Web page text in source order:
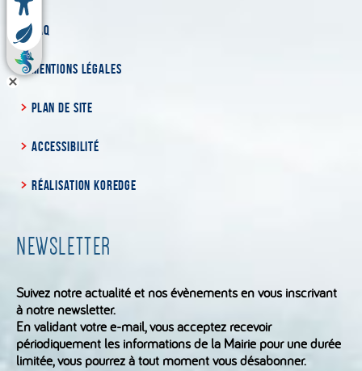
FAQ
MENTIONS LÉGALES
PLAN DE SITE
ACCESSIBILITÉ
RÉALISATION KOREDGE
NEWSLETTER
Suivez notre actualité et nos évènements en vous inscrivant
à notre newsletter.
En validant votre e-mail, vous acceptez recevoir
périodiquement les informations de la Mairie pour une durée
limitée, vous pourrez à tout moment vous désabonner.